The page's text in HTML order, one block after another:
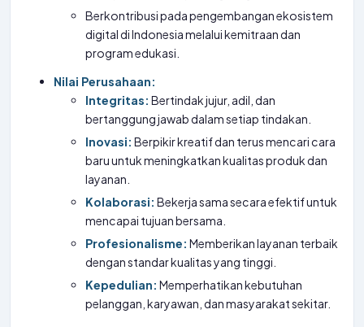
Berkontribusi pada pengembangan ekosistem
digital di Indonesia melalui kemitraan dan
program edukasi.
Nilai Perusahaan:
Integritas: Bertindak jujur, adil, dan
bertanggung jawab dalam setiap tindakan.
Inovasi: Berpikir kreatif dan terus mencari cara
baru untuk meningkatkan kualitas produk dan
layanan.
Kolaborasi: Bekerja sama secara efektif untuk
mencapai tujuan bersama.
Profesionalisme: Memberikan layanan terbaik
dengan standar kualitas yang tinggi.
Kepedulian: Memperhatikan kebutuhan
pelanggan, karyawan, dan masyarakat sekitar.